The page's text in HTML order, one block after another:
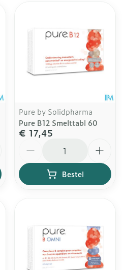
Pure by Solidpharma
Pure B12 Smelttabl 60
€ 17,45
Bestel